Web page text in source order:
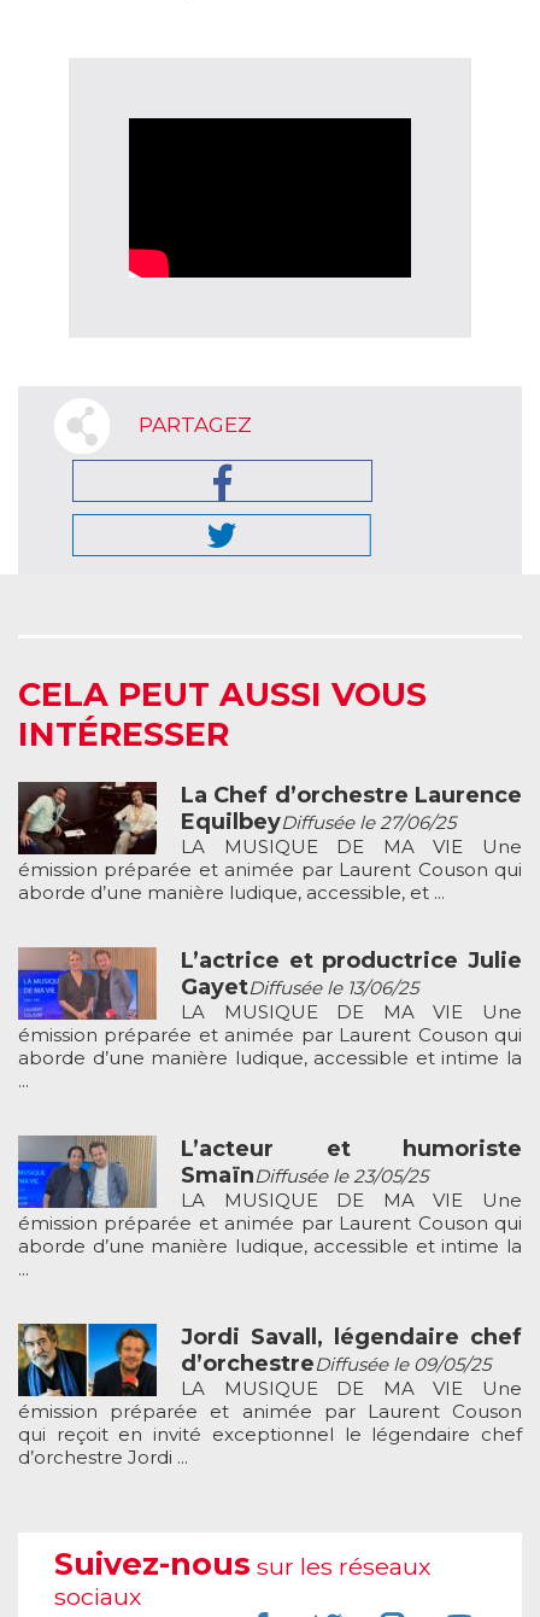
PARTAGEZ
CELA PEUT AUSSI VOUS
INTÉRESSER
La Chef d’orchestre Laurence
EquilbeyDiffusée le 27/06/25
LA MUSIQUE DE MA VIE Une
émission préparée et animée par Laurent Couson qui
aborde d’une manière ludique, accessible, et ...
L’actrice et productrice Julie
GayetDiffusée le 13/06/25
LA MUSIQUE DE MA VIE Une
émission préparée et animée par Laurent Couson qui
aborde d’une manière ludique, accessible et intime la
...
L’acteur et humoriste
SmaïnDiffusée le 23/05/25
LA MUSIQUE DE MA VIE Une
émission préparée et animée par Laurent Couson qui
aborde d’une manière ludique, accessible et intime la
...
Jordi Savall, légendaire chef
d’orchestreDiffusée le 09/05/25
LA MUSIQUE DE MA VIE Une
émission préparée et animée par Laurent Couson
qui reçoit en invité exceptionnel le légendaire chef
d’orchestre Jordi ...
Suivez-nous sur les réseaux
sociaux